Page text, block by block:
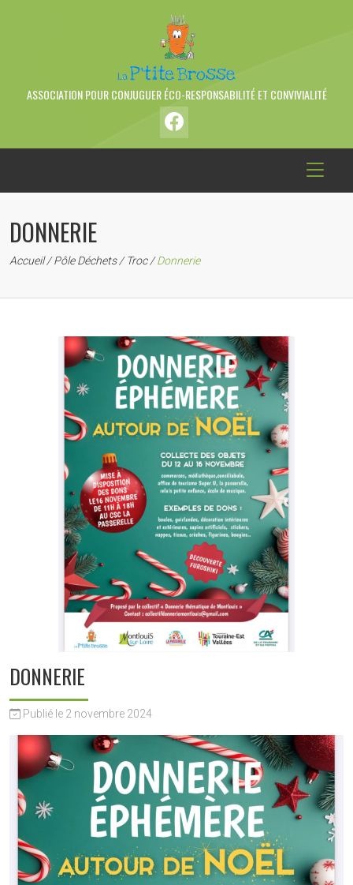
ASSOCIATION POUR CONJUGUER ÉCO-RESPONSABILITÉ ET CONVIVIALITÉ
DONNERIE
Accueil/ Pôle Déchets/Troc/Donnerie
DONNERIE
Publié le 2 novembre 2024